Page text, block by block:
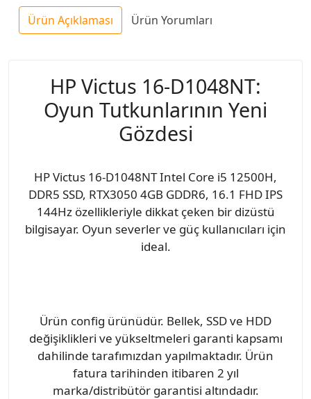
Ürün Açıklaması Ürün Yorumları
HP Victus 16-D1048NT:
Oyun Tutkunlarının Yeni
Gözdesi
HP Victus 16-D1048NT Intel Core i5 12500H,
DDR5 SSD, RTX3050 4GB GDDR6, 16.1 FHD IPS
144Hz özellikleriyle dikkat çeken bir dizüstü
bilgisayar. Oyun severler ve güç kullanıcıları için
ideal.
Ürün config ürünüdür. Bellek, SSD ve HDD
değişiklikleri ve yükseltmeleri garanti kapsamı
dahilinde tarafımızdan yapılmaktadır. Ürün
fatura tarihinden itibaren 2 yıl
marka/distribütör garantisi altındadır.